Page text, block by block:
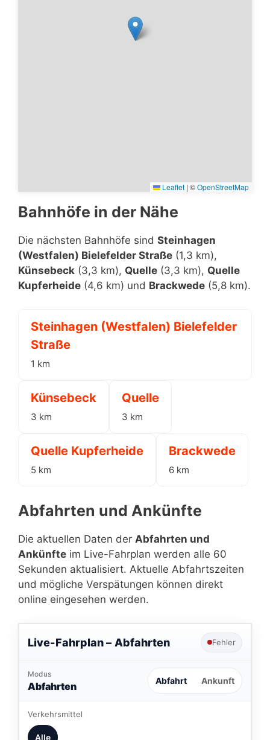
Leaflet | ©OpenStreetMap
Bahnhöfe in der Nähe
Die nächsten Bahnhöfe sind Steinhagen
(Westfalen) Bielefelder Straße (1,3 km),
Künsebeck (3,3 km), Quelle (3,3 km), Quelle
Kupferheide (4,6 km) und Brackwede (5,8 km).
Steinhagen (Westfalen) Bielefelder
Straße
1 km
Künsebeck
3 km
Quelle
3 km
Quelle Kupferheide
5 km
Brackwede
6 km
Abfahrten und Ankünfte
Die aktuellen Daten der Abfahrten und
Ankünfte im Live-Fahrplan werden alle 60
Sekunden aktualisiert. Aktuelle Abfahrtszeiten
und mögliche Verspätungen können direkt
online eingesehen werden.
Live-Fahrplan – Abfahrten Fehler
Modus
Abfahrten Abfahrt Ankunft
Verkehrsmittel
Alle